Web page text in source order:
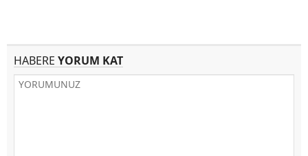
HABERE YORUM KAT